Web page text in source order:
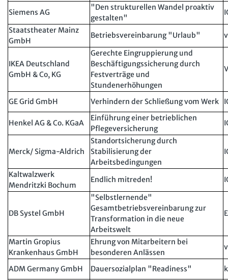
Schwerbehindertenrecht und Inklusion
Mitbestimmung
Arbeit und Recht
Soziales Recht
Digitales Arbeits- und Sozialrecht
Soziale Sicherheit
KI-Praxis Arbeitsrecht online
JAV-Praxis online
mein Bund-Online
Presse Interne Meldestelle Verträge kündigen
Hilfe
Datenschutz
AGB Impressum
Kontakt
Erklärung zur Barrierefreiheit
Widerruf
Widerrufsrecht
Karriere Buchhandel
Siemens AG
"Den strukturellen Wandel proaktiv
gestalten"
Staatstheater Mainz
GmbH
Betriebsvereinbarung "Urlaub"
IKEA Deutschland
GmbH & Co, KG
Gerechte Eingruppierung und
Beschäftigungssicherung durch
Festverträge und
Stundenerhöhungen
GE Grid GmbH Verhindern der Schließung vom Werk
Henkel AG & Co. KGaA
Einführung einer betrieblichen
Pflegeversicherung
Merck/ Sigma-Aldrich
Standortsicherung durch
Stabilisierung der
Arbeitsbedingungen
Kaltwalzwerk
Mendritzki Bochum
Endlich mitreden!
DB Systel GmbH
"Selbstlernende"
Gesamtbetriebsvereinbarung zur
Transformation in die neue
Arbeitswelt
Martin Gropius
Krankenhaus GmbH
Ehrung von Mitarbeitern bei
besonderen Anlässen
ADM Germany GmbH Dauersozialplan "Readiness"